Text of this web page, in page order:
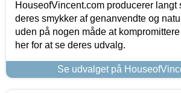
HouseofVincent.com producerer langt
deres smykker af genanvendte og
uden på nogen måde at
her for at se deres udvalg.
Se udvalget på